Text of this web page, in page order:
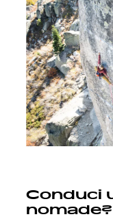
Conduci
nomade?